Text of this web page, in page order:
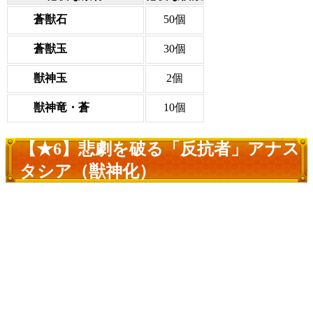
蒼獣石
50個
蒼獣玉 30個
獣神玉 2個
獣神竜・蒼 10個
【★6】悲劇を破る「反抗者」アナス
タシア（獣神化）